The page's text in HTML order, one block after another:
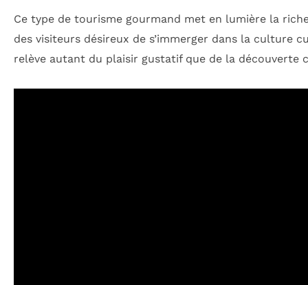
Ce type de tourisme gourmand met en lumière la
des visiteurs désireux de s’immerger dans la culture
relève autant du plaisir gustatif que de la découverte